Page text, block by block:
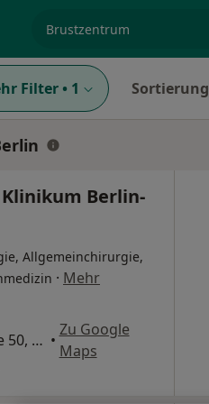
Filter • 1 Sortierung
Klinikum Berlin-
Allgemeinchirurgie,
· Mehr
Schwanebecker Chaussee 50, Berlin •
Zu Google
Maps